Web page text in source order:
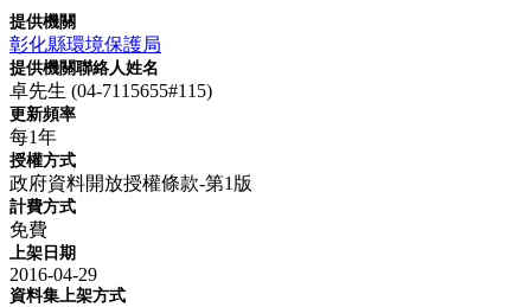
提供機關
彰化縣環境保護局
提供機關聯絡人姓名
卓先生 (04-7115655#115)
更新頻率
每1年
授權方式
政府資料開放授權條款-第1版
計費方式
免費
上架日期
2016-04-29
資料集上架方式